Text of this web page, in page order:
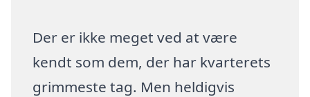
Der er ikke meget ved at være
kendt som dem, der har kvarterets
grimmeste tag. Men heldigvis